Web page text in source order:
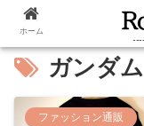
ガンダム
ファッション通販
ホーム